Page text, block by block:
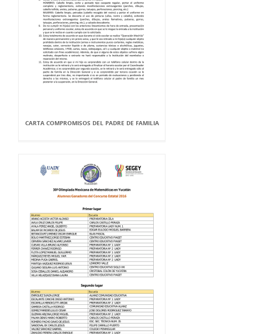
CARTA COMPROMISOS DEL PADRE DE FAMILIA